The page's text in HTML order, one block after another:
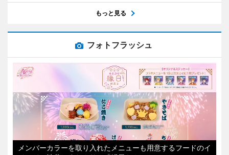
もっと見る
フォトフラッシュ
メンバーカラーを取り入れたメニューも用意するフードのイ